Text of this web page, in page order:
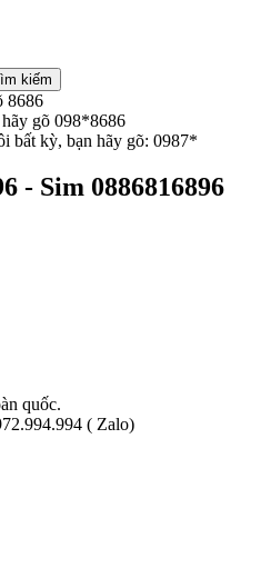
kiếm
8686
gõ 098*8686
bất kỳ, bạn hãy gõ: 0987*
- Sim 0886816896
quốc.
( Zalo)